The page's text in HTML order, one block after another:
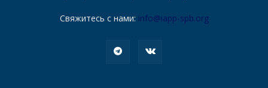
Свяжитесь с нами: info@iapp-spb.org